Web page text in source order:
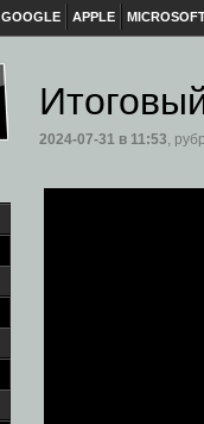
GOOGLE APPLE
2024-07-31 в 11:53,